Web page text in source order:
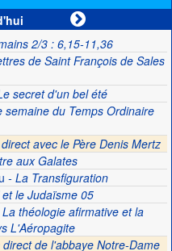
2/3 : 6,15-11,36
de Saint François de Sales
secret d'un bel été
du Temps Ordinaire
avec le Père Denis Mertz
aux Galates
- La Transfiguration
le Judaïsme 05
théologie afirmative et la
L'Aéropagite
direct de l'abbaye Notre-Dame